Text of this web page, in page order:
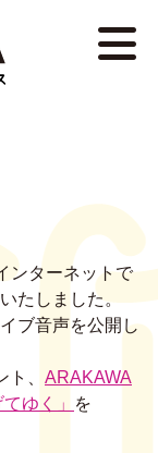
ンターネットで
たしました。
ブ音声を公開し
、 ARAKAWA
ゆく」
を